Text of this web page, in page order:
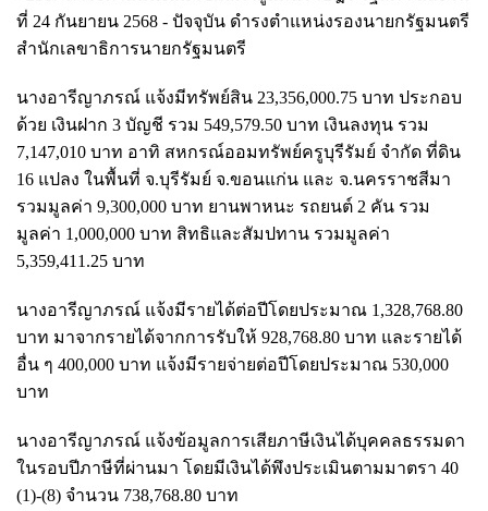
ที่ 24 กันยายน 2568 - ปัจจุบัน ดำรงตำแหน่งรองนายกรัฐมนตรี
สำนักเลขาธิการนายกรัฐมนตรี
นางอารีญาภรณ์ แจ้งมีทรัพย์สิน 23,356,000.75 บาท ประกอบ
ด้วย เงินฝาก 3 บัญชี รวม 549,579.50 บาท เงินลงทุน รวม
7,147,010 บาท อาทิ สหกรณ์ออมทรัพย์ครูบุรีรัมย์ จำกัด ที่ดิน
16 แปลง ในพื้นที่ จ.บุรีรัมย์ จ.ขอนแก่น และ จ.นครราชสีมา
รวมมูลค่า 9,300,000 บาท ยานพาหนะ รถยนต์ 2 คัน รวม
มูลค่า 1,000,000 บาท สิทธิและสัมปทาน รวมมูลค่า
5,359,411.25 บาท
นางอารีญาภรณ์ แจ้งมีรายได้ต่อปีโดยประมาณ 1,328,768.80
บาท มาจากรายได้จากการรับให้ 928,768.80 บาท และรายได้
อื่น ๆ 400,000 บาท แจ้งมีรายจ่ายต่อปีโดยประมาณ 530,000
บาท
นางอารีญาภรณ์ แจ้งข้อมูลการเสียภาษีเงินได้บุคคลธรรมดา
ในรอบปีภาษีที่ผ่านมา โดยมีเงินได้พึงประเมินตามมาตรา 40
(1)-(8) จำนวน 738,768.80 บาท